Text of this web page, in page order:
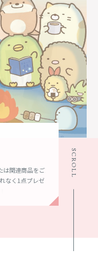
典をご用意！そ
込んだ目白押し
もう♪9月30日
の方は着物レン
撮影し20,000円
ムをプレゼン
影をされた方に
ザインフォト
は関連商品をご
なく1点プレゼ
笑顔の写真が１
ただきいたお誕
方にもれなくス
象にしたモデル
リス専属モデル
リスで
ルMEDIA「KO
楽しみいただけ
ついたプラン！
んでも安心の9
叶えるフォトス
WALL
の没入型セル
SCROLL